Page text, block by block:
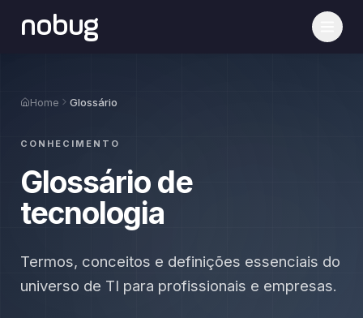
nobug
Home Glossário
CONHECIMENTO
Glossário de
tecnologia
Termos, conceitos e definições essenciais do
universo de TI para profissionais e empresas.